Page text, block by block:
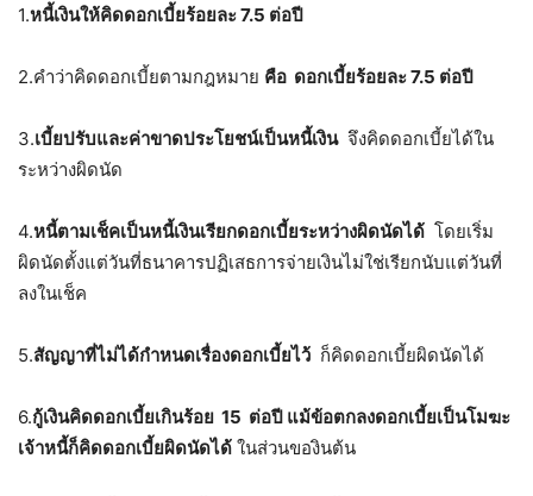
1.หนี้เงินให้คิดดอกเบี้ยร้อยละ 7.5 ต่อปี
2.คำว่าคิดดอกเบี้ยตามกฎหมาย คือ ดอกเบี้ยร้อยละ 7.5 ต่อปี
3.เบี้ยปรับและค่าขาดประโยชน์เป็นหนี้เงินจึงคิดดอกเบี้ยได้ใน
ระหว่างผิดนัด
4.หนี้ตามเช็คเป็นหนี้เงินเรียกดอกเบี้ยระหว่างผิดนัดได้ โดยเริ่ม
ผิดนัดตั้งแต่วันที่ธนาคารปฏิเสธการจ่ายเงินไม่ใช่เรียกนับแต่วันที่
ลงในเช็ค
5.สัญญาที่ไม่ได้กำหนดเรื่องดอกเบี้ยไว้ ก็คิดดอกเบี้ยผิดนัดได้
6.กู้เงินคิดดอกเบี้ยเกินร้อย 15 ต่อปี แม้ข้อตกลงดอกเบี้ยเป็นโมฆะ
เจ้าหนี้ก็คิดดอกเบี้ยผิดนัดได้ ในส่วนของินต้น